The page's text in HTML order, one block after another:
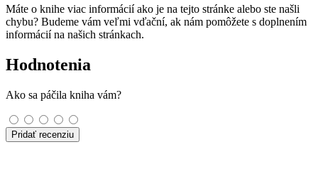
Máte o knihe viac informácií ako je na tejto stránke alebo ste našli
chybu? Budeme vám veľmi vďační, ak nám pomôžete s doplnením
informácií na našich stránkach.
Hodnotenia
Ako sa páčila kniha vám?
Pridať recenziu